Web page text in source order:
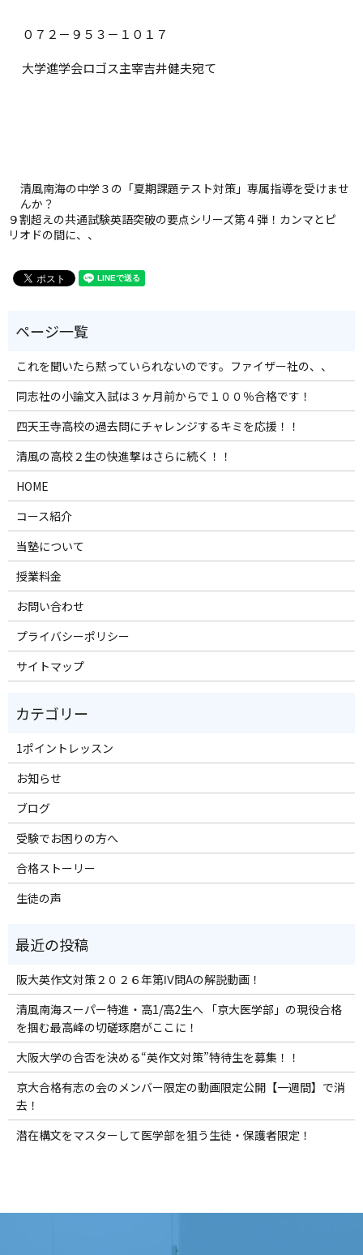
０７２－９５３－１０１７
大学進学会ロゴス主宰吉井健夫宛て
清風南海の中学３の「夏期課題テスト対策」専属指導を受けませ
んか？
９割超えの共通試験英語突破の要点シリーズ第４弾！カンマとピ
リオドの間に、、
これを聞いたら黙っていられないのです。ファイザー社の、、
同志社の小論文入試は３ヶ月前からで１００％合格です！
四天王寺高校の過去問にチャレンジするキミを応援！！
清風の高校２生の快進撃はさらに続く！！
HOME
コース紹介
当塾について
授業料金
お問い合わせ
プライバシーポリシー
サイトマップ
1ポイントレッスン
お知らせ
ブログ
受験でお困りの方へ
合格ストーリー
生徒の声
阪大英作文対策２０２６年第Ⅳ問Aの解説動画！
清風南海スーパー特進・高1/高2生へ 「京大医学部」の現役合格
を掴む最高峰の切磋琢磨がここに！
大阪大学の合否を決める“英作文対策”特待生を募集！！
京大合格有志の会のメンバー限定の動画限定公開【一週間】で消
去！
潜在構文をマスターして医学部を狙う生徒・保護者限定！